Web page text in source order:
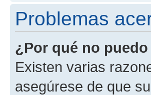
Problemas
¿Por qué no
Existen varias
asegúrese de que